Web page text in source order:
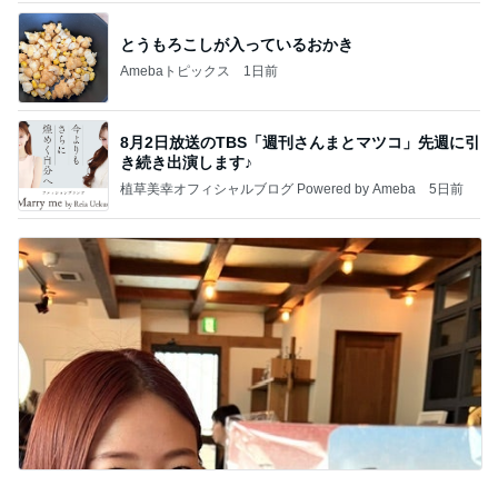
とうもろこしが入っているおかき
Amebaトピックス 1日前
8月2日放送のTBS「週刊さんまとマツコ」先週に引
き続き出演します♪
植草美幸オフィシャルブログ Powered by Ameba 5日前